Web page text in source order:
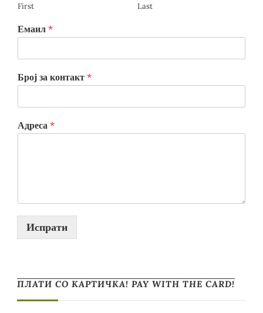
First Last
Емаил *
Број за контакт *
Адреса *
Испрати
ПЛАТИ СО КАРТИЧКА! PAY WITH THE CARD!